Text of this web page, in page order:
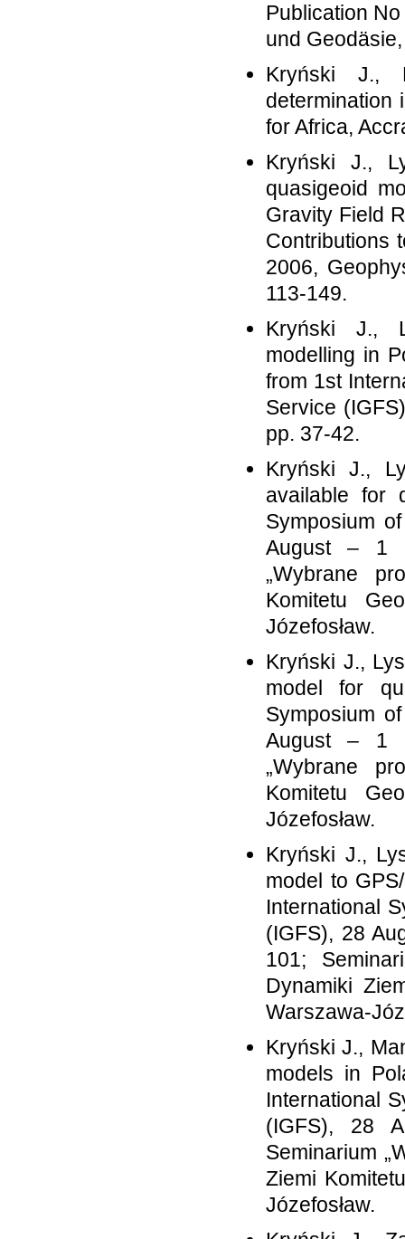
Publication
und
Kryński J.,
determination
for Africa,
Kryński J.,
quasigeoid
Gravity Field
Contributions
2006,
113-149.
Kryński J.,
modelling in
from 1st
Service
pp. 37-42.
Kryński J.,
available for
Symposium
August – 1
„Wybrane
Komitetu
Józefosław.
Kryński J.,
model for
Symposium
August – 1
„Wybrane
Komitetu
Józefosław.
Kryński J.,
model to
International
(IGFS), 28
101;
Dynamiki
Warszawa-
Kryński J.,
models in
International
(IGFS), 28
Seminarium
Ziemi
Józefosław.